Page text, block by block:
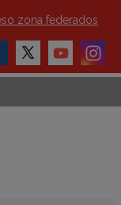
zona federados